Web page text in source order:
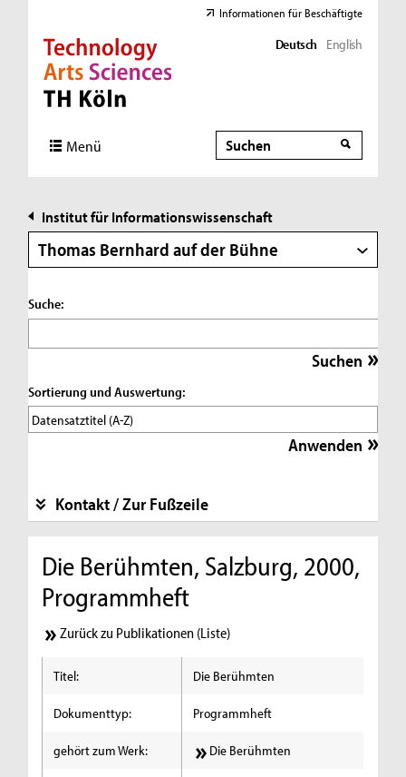
Direkt zur Hauptnavigation
Direkt zur Subnavigation
Direkt zum Inhalt
Direkt zum Fußbereich
Informationen für Beschäftigte
Deutsch English
Menü Suche
Suche
Institut für Informationswissenschaft
Thomas Bernhard auf der Bühne
Suche:
Sortierung und Auswertung:
Kontakt / Zur Fußzeile
Die Berühmten, Salzburg, 2000,
Programmheft
Zurück zu Publikationen (Liste)
Titel: Die Berühmten
Dokumenttyp: Programmheft
gehört zum Werk: Die Berühmten